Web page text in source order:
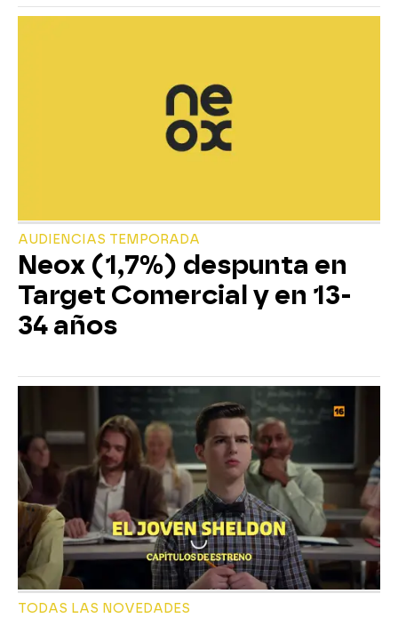
AUDIENCIAS TEMPORADA
Neox (1,7%) despunta en
Target Comercial y en 13-
34 años
TODAS LAS NOVEDADES